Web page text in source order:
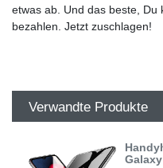
etwas ab. Und das beste, Du
bezahlen. Jetzt zuschlagen!
Verwandte Produkte